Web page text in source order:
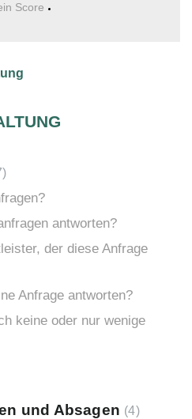
antworten?
der diese Anfrage
Anfrage antworten?
keine oder nur wenige
und Absagen 4
Score